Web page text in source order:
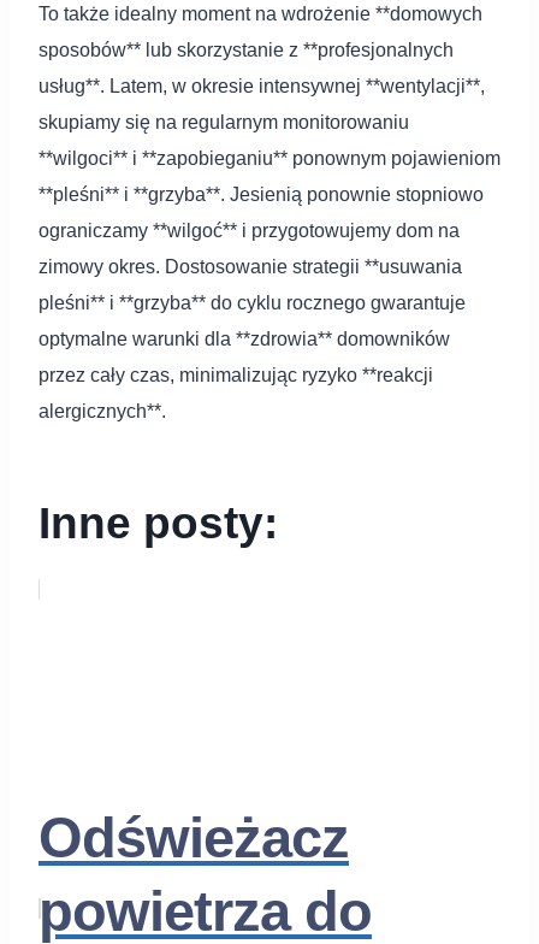
To także idealny moment na wdrożenie **domowych
sposobów** lub skorzystanie z **profesjonalnych
usług**. Latem, w okresie intensywnej **wentylacji**,
skupiamy się na regularnym monitorowaniu
**wilgoci** i **zapobieganiu** ponownym pojawieniom
**pleśni** i **grzyba**. Jesienią ponownie stopniowo
ograniczamy **wilgoć** i przygotowujemy dom na
zimowy okres. Dostosowanie strategii **usuwania
pleśni** i **grzyba** do cyklu rocznego gwarantuje
optymalne warunki dla **zdrowia** domowników
przez cały czas, minimalizując ryzyko **reakcji
alergicznych**.
Inne posty:
Odświeżacz
powietrza do